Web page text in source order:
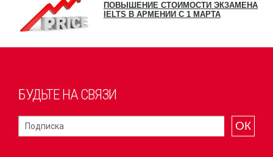
ПОВЫШЕНИЕ СТОИМОСТИ ЭКЗАМЕНА
IELTS В АРМЕНИИ С 1 МАРТА
БУДЬТЕ НА СВЯЗИ
ОК